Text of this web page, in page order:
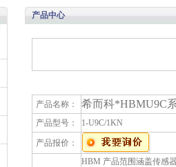
产品中心
产品名称： 希而科*HBMU9C
产品型号： 1-U9C/1KN
产品报价：
HBM 产品范围涵盖传感